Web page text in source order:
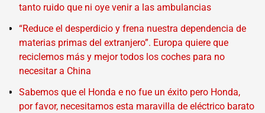
tanto ruido que ni oye venir a las ambulancias
“Reduce el desperdicio y frena nuestra dependencia de
materias primas del extranjero”. Europa quiere que
reciclemos más y mejor todos los coches para no
necesitar a China
Sabemos que el Honda e no fue un éxito pero Honda,
por favor, necesitamos esta maravilla de eléctrico barato